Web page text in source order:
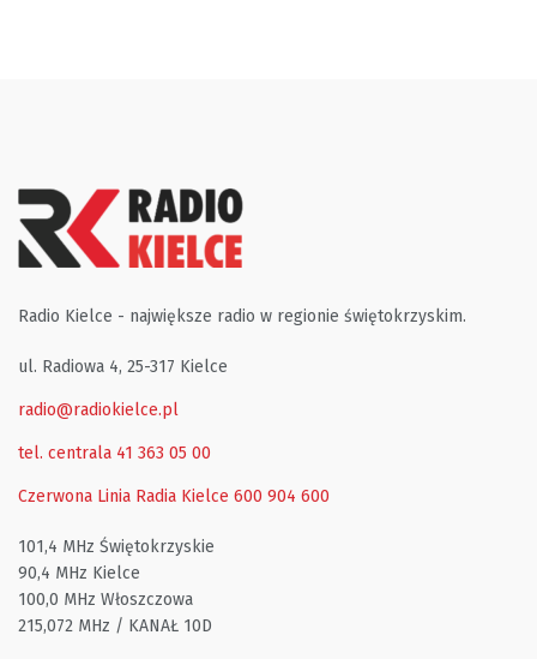
Radio Kielce - największe radio w regionie świętokrzyskim.
ul. Radiowa 4, 25-317 Kielce
radio@radiokielce.pl
tel. centrala 41 363 05 00
Czerwona Linia Radia Kielce 600 904 600
101,4 MHz Świętokrzyskie
90,4 MHz Kielce
100,0 MHz Włoszczowa
215,072 MHz / KANAŁ 10D